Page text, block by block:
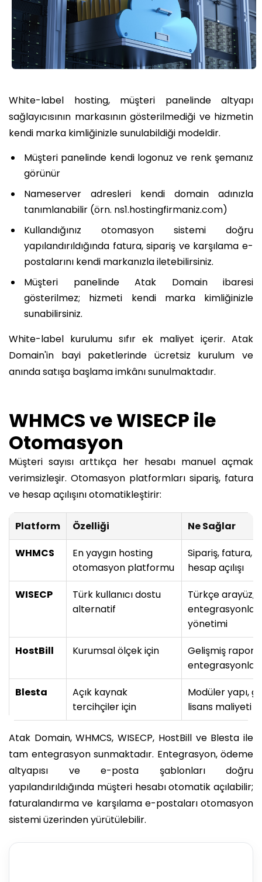
White-label hosting, müşteri panelinde altyapı
sağlayıcısının markasının gösterilmediği ve hizmetin
kendi marka kimliğinizle sunulabildiği modeldir.
Müşteri panelinde kendi logonuz ve renk şemanız
görünür
Nameserver adresleri kendi domain adınızla
tanımlanabilir (örn. ns1.hostingfirmaniz.com)
Kullandığınız otomasyon sistemi doğru
yapılandırıldığında fatura, sipariş ve karşılama e-
postalarını kendi markanızla iletebilirsiniz.
Müşteri panelinde Atak Domain ibaresi
gösterilmez; hizmeti kendi marka kimliğinizle
sunabilirsiniz.
White-label kurulumu sıfır ek maliyet içerir. Atak
Domain'in bayi paketlerinde ücretsiz kurulum ve
anında satışa başlama imkânı sunulmaktadır.
WHMCS ve WISECP ile
Otomasyon
Müşteri sayısı arttıkça her hesabı manuel açmak
verimsizleşir. Otomasyon platformları sipariş, fatura
ve hesap açılışını otomatikleştirir:
Platform Özelliği
Ne Sağlar
WHMCS
En yaygın hosting
otomasyon platformu
Sipariş, fatura,
hesap açılışı
WISECP
Türk kullanıcı dostu
alternatif
Türkçe arayüz,
yönetimi
HostBill
Kurumsal ölçek için
Gelişmiş
entegrasyonları
Blesta
Açık kaynak
tercihçiler için
Modüler yapı,
lisans maliyeti
Atak Domain, WHMCS, WISECP, HostBill ve Blesta ile
tam entegrasyon sunmaktadır. Entegrasyon, ödeme
altyapısı ve e-posta şablonları doğru
yapılandırıldığında müşteri hesabı otomatik açılabilir;
faturalandırma ve karşılama e-postaları otomasyon
sistemi üzerinden yürütülebilir.